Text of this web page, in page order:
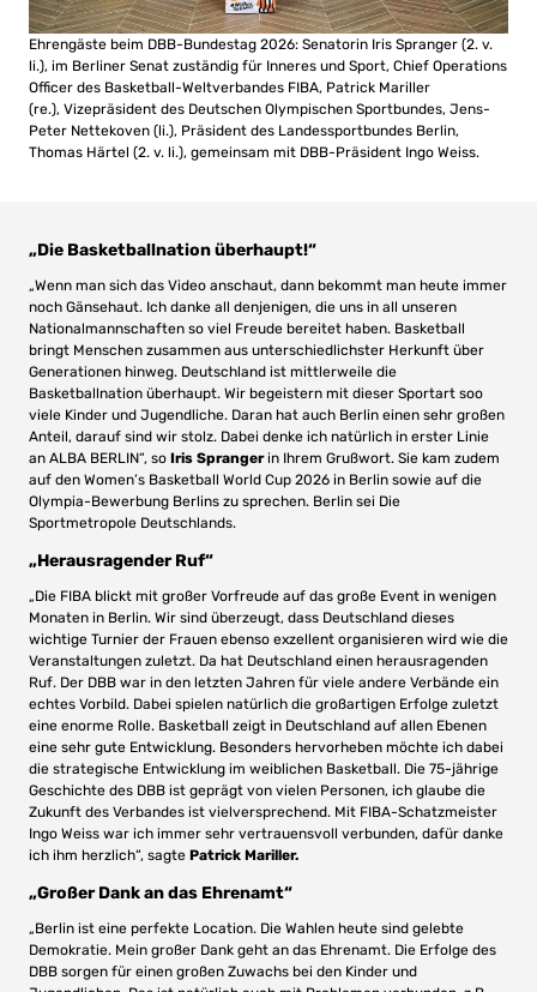
Ehrengäste beim DBB-Bundestag 2026: Senatorin Iris Spranger (2. v.
li.), im Berliner Senat zuständig für Inneres und Sport, Chief Operations
Officer des Basketball-Weltverbandes FIBA, Patrick Mariller
(re.), Vizepräsident des Deutschen Olympischen Sportbundes, Jens-
Peter Nettekoven (li.), Präsident des Landessportbundes Berlin,
Thomas Härtel (2. v. li.), gemeinsam mit DBB-Präsident Ingo Weiss.
„Die Basketballnation überhaupt!“
„Wenn man sich das Video anschaut, dann bekommt man heute immer
noch Gänsehaut. Ich danke all denjenigen, die uns in all unseren
Nationalmannschaften so viel Freude bereitet haben. Basketball
bringt Menschen zusammen aus unterschiedlichster Herkunft über
Generationen hinweg. Deutschland ist mittlerweile die
Basketballnation überhaupt. Wir begeistern mit dieser Sportart soo
viele Kinder und Jugendliche. Daran hat auch Berlin einen sehr großen
Anteil, darauf sind wir stolz. Dabei denke ich natürlich in erster Linie
an ALBA BERLIN“, so Iris Sprangerin Ihrem Grußwort. Sie kam zudem
auf den Women’s Basketball World Cup 2026 in Berlin sowie auf die
Olympia-Bewerbung Berlins zu sprechen. Berlin sei Die
Sportmetropole Deutschlands.
„Herausragender Ruf“
„Die FIBA blickt mit großer Vorfreude auf das große Event in wenigen
Monaten in Berlin. Wir sind überzeugt, dass Deutschland dieses
wichtige Turnier der Frauen ebenso exzellent organisieren wird wie die
Veranstaltungen zuletzt. Da hat Deutschland einen herausragenden
Ruf. Der DBB war in den letzten Jahren für viele andere Verbände ein
echtes Vorbild. Dabei spielen natürlich die großartigen Erfolge zuletzt
eine enorme Rolle. Basketball zeigt in Deutschland auf allen Ebenen
eine sehr gute Entwicklung. Besonders hervorheben möchte ich dabei
die strategische Entwicklung im weiblichen Basketball. Die 75-jährige
Geschichte des DBB ist geprägt von vielen Personen, ich glaube die
Zukunft des Verbandes ist vielversprechend. Mit FIBA-Schatzmeister
Ingo Weiss war ich immer sehr vertrauensvoll verbunden, dafür danke
ich ihm herzlich“, sagte Patrick Mariller.
„Großer Dank an das Ehrenamt“
„Berlin ist eine perfekte Location. Die Wahlen heute sind gelebte
Demokratie. Mein großer Dank geht an das Ehrenamt. Die Erfolge des
DBB sorgen für einen großen Zuwachs bei den Kinder und